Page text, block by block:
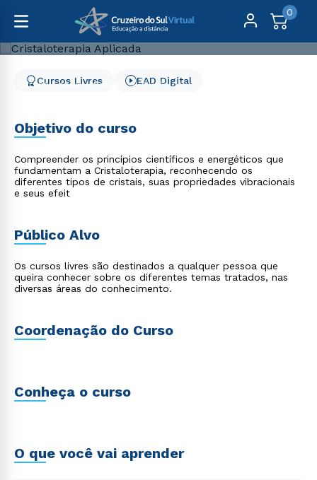
0
Cursos Livres Saúde Cristaloterapia Aplicada
Cursos Livres EAD Digital
Objetivo do curso
Compreender os princípios científicos e energéticos que
fundamentam a Cristaloterapia, reconhecendo os
diferentes tipos de cristais, suas propriedades vibracionais
e seus efeit
Público Alvo
Os cursos livres são destinados a qualquer pessoa que
queira conhecer sobre os diferentes temas tratados, nas
diversas áreas do conhecimento.
Coordenação do Curso
Conheça o curso
O que você vai aprender